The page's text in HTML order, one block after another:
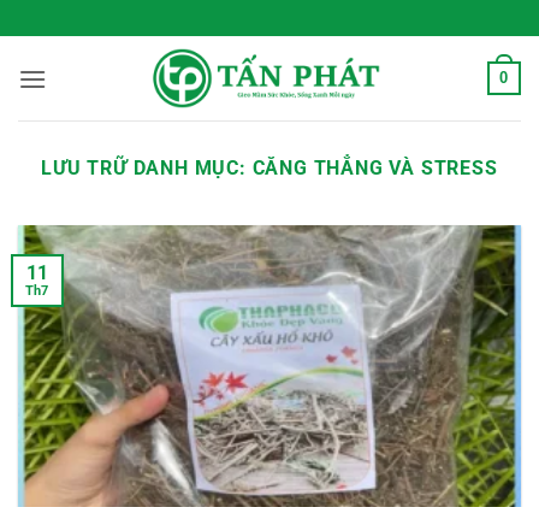
qua
nội
0
LƯU TRỮ DANH MỤC: CĂNG THẲNG VÀ STRESS
11
Th7